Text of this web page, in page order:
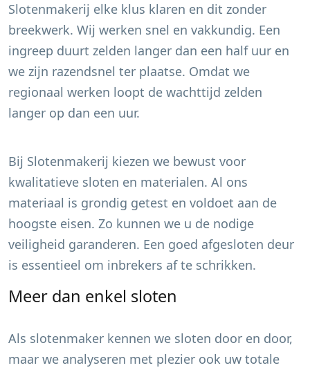
Slotenmakerij elke klus klaren en dit zonder
breekwerk. Wij werken snel en vakkundig. Een
ingreep duurt zelden langer dan een half uur en
we zijn razendsnel ter plaatse. Omdat we
regionaal werken loopt de wachttijd zelden
langer op dan een uur.
Bij Slotenmakerij kiezen we bewust voor
kwalitatieve sloten en materialen. Al ons
materiaal is grondig getest en voldoet aan de
hoogste eisen. Zo kunnen we u de nodige
veiligheid garanderen. Een goed afgesloten deur
is essentieel om inbrekers af te schrikken.
Meer dan enkel sloten
Als slotenmaker kennen we sloten door en door,
maar we analyseren met plezier ook uw totale